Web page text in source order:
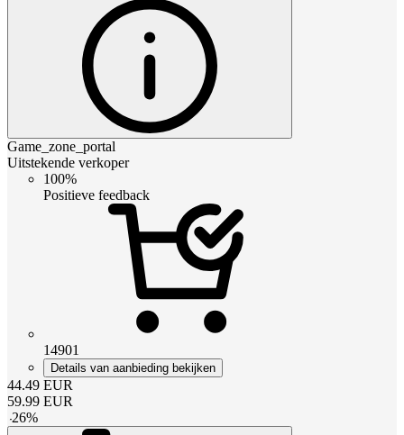
Game_zone_portal
Uitstekende verkoper
100%
Positieve feedback
14901
Details van aanbieding bekijken
44.49 EUR
59.99 EUR
-26%